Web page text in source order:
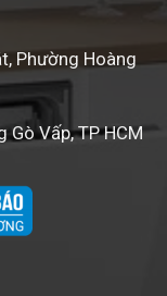
Phường Hoàng
Gò Vấp, TP HCM